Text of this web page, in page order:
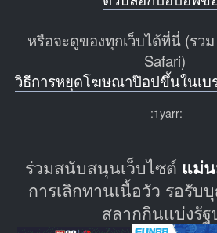
หรือจะดูของทุกเว็บได้ที่นี่ (รวม
Safari)
วิธีการหยุดโฆษณาป๊อปขึ้นในเบ
:1yarr:
ร่วมสนับสนุนเว็บไซต์ แม่
การเลิกทานเนื้อวัว รอรั
สลากกินแบ่งรัฐ